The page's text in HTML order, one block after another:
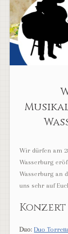
Wir dürfen am
Wasserburg
Wasserburg an
uns sehr auf
Konzert
Duo: Duo